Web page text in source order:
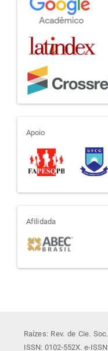
apoio
Apoio
afiliada
Afilidada
Raízes: Rev. de Cie.
ISSN: 0102-552X. e-